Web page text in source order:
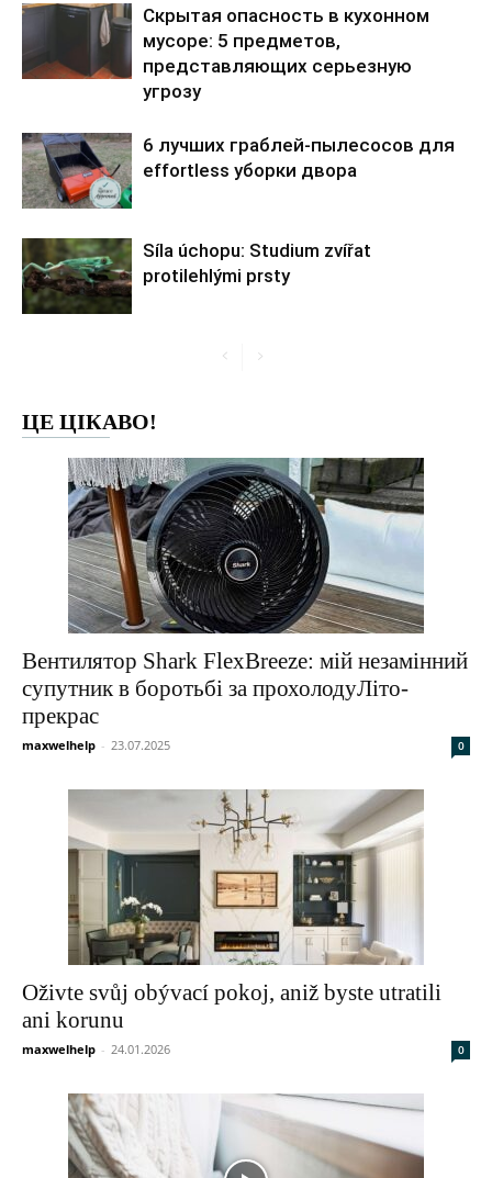
Скрытая опасность в кухонном
мусоре: 5 предметов,
представляющих серьезную
угрозу
6 лучших граблей-пылесосов для
effortless уборки двора
Síla úchopu: Studium zvířat
protilehlými prsty
ЦЕ ЦІКАВО!
Вентилятор Shark FlexBreeze: мій незамінний
супутник в боротьбі за прохолодуЛіто-
прекрас
maxwelhelp - 23.07.2025 0
Oživte svůj obývací pokoj, aniž byste utratili
ani korunu
maxwelhelp - 24.01.2026 0